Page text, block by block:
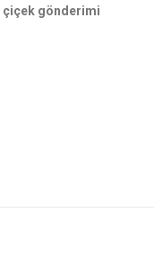
çiçek gönderimi